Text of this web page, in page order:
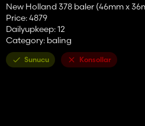
New Holland 378 baler (46mm x
Price: 4879
Dailyupkeep: 12
Category: baling
Sunucu Konsollar